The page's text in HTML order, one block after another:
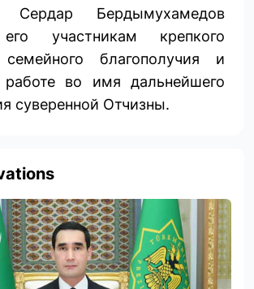
Сердар Бердымухамедов
участникам крепкого
семейного благополучия и
во имя дальнейшего
суверенной Отчизны.